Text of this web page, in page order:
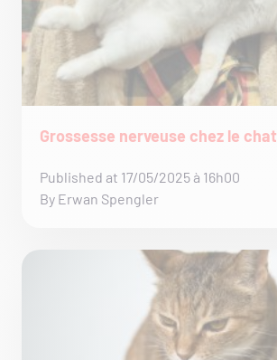
Grossesse nerveuse chez le chat
Published at 17/05/2025 à 16h00
By Erwan Spengler